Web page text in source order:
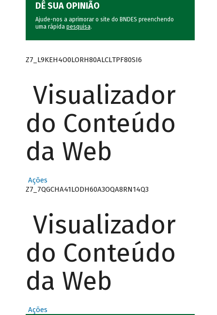
DÊ SUA OPINIÃO
Ajude-nos a aprimorar o site do BNDES preenchendo
uma rápida pesquisa.
Z7_L9KEH4O0LORH80ALCLTPF80SI6
Visualizador
do Conteúdo
da Web
Ações
Z7_7QGCHA41LODH60A3OQA8RN14Q3
Visualizador
do Conteúdo
da Web
Ações